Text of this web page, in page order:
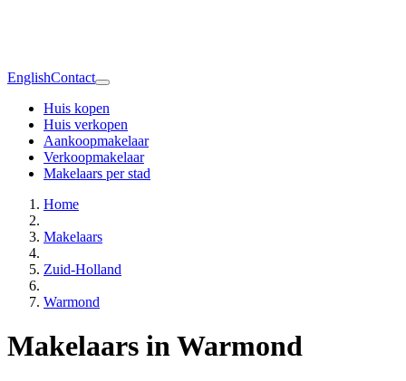
EnglishContact
Huis kopen
Huis verkopen
Aankoopmakelaar
Verkoopmakelaar
Makelaars per stad
Home
Makelaars
Zuid-Holland
Warmond
Makelaars in Warmond